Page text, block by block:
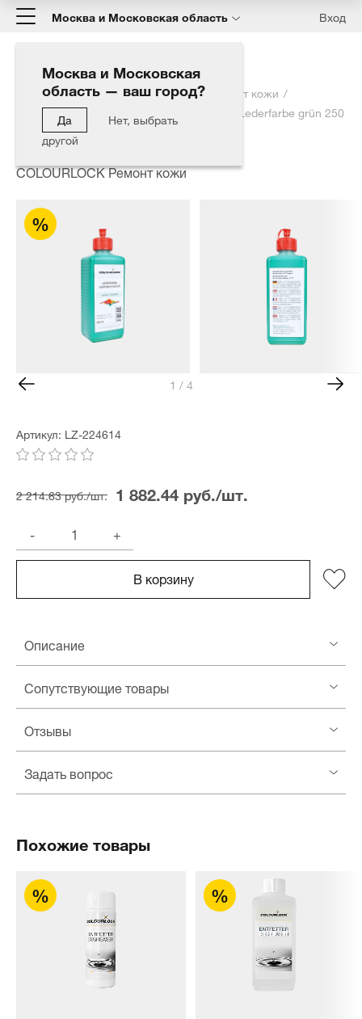
Москва и Московская область
Москва и Московская
область — ваш город?
Да
Нет, выбрать
другой
Вход
Главная Каталог COLOURLOCK Ремонт кожи
Краска для кожи COLOURLOCK зелёная Lederfarbe grün 250
COLOURLOCK Ремонт кожи
1 / 4
Артикул: LZ-224614
2 214.63 руб./шт. 1 882.44 руб./шт.
-
+
В корзину
Описание
Сопутствующие товары
Отзывы
Задать вопрос
Похожие товары